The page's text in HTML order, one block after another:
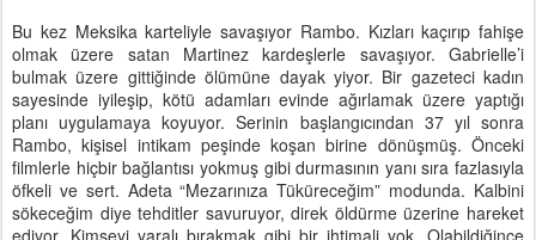
Bu kez Meksika karteliyle savaşıyor Rambo. Kızları kaçırıp fahişe
olmak üzere satan Martinez kardeşlerle savaşıyor. Gabrielle’i
bulmak üzere gittiğinde ölümüne dayak yiyor. Bir gazeteci kadın
sayesinde iyileşip, kötü adamları evinde ağırlamak üzere yaptığı
planı uygulamaya koyuyor. Serinin başlangıcından 37 yıl sonra
Rambo, kişisel intikam peşinde koşan birine dönüşmüş. Önceki
filmlerle hiçbir bağlantısı yokmuş gibi durmasının yanı sıra fazlasıyla
öfkeli ve sert. Adeta “Mezarınıza Tüküreceğim” modunda. Kalbini
sökeceğim diye tehditler savuruyor, direk öldürme üzerine hareket